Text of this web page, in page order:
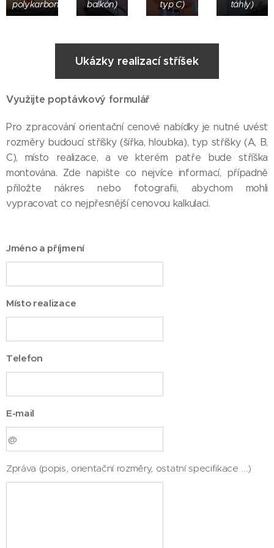
polykarbonátem)
balkón)
typ C)
táhly)
Ukázky realizací stříšek
Využijte poptávkový formulář
Pro zpracování orientační cenové nabídky je nutné uvést
rozměry budoucí stříšky (šířka, hloubka), typ stříšky (A, B,
C), místo realizace, a ve kterém patře bude stříška
montována. Zde napište co nejvíce informací, případně
přiložte nákres nebo fotografii, abychom mohli
vypracovat co nejpřesnější cenovou kalkulaci.
Jméno a příjmení
Místo realizace
Telefon
E-mail
Zpráva (popis, orientační rozměry, ostatní specifikace ...)